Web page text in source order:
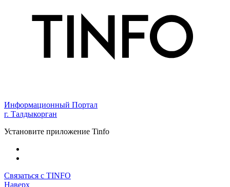
Информационный Портал
г. Талдыкорган
Установите приложение Tinfo
Связаться с TINFO
Наверх